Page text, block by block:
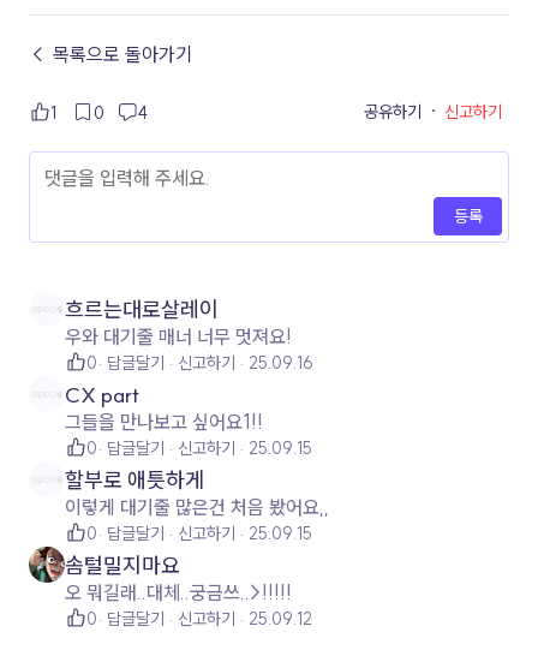
← 목록으로 돌아가기
1 0 4 공유하기 · 신고하기
등록
흐르는대로살레이
우와 대기줄 매너 너무 멋져요!
0 답글달기 신고하기 25.09.16
CX part
그들을 만나보고 싶어요1!!
0 답글달기 신고하기 25.09.15
할부로 애틋하게
이렇게 대기줄 많은건 처음 봤어요,,
0 답글달기 신고하기 25.09.15
솜털밀지마요
오 뭐길래..대체..궁금쓰..>!!!!!
0 답글달기 신고하기 25.09.12